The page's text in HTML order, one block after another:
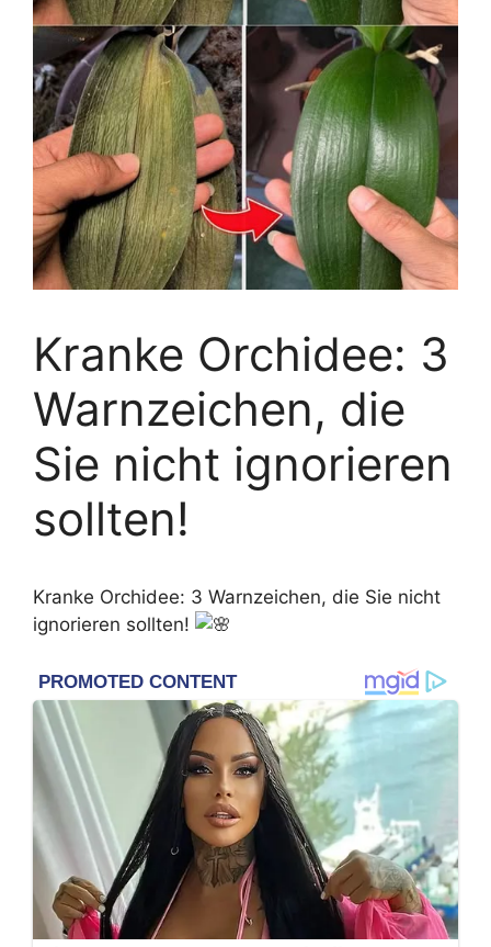
Kranke Orchidee: 3
Warnzeichen, die
Sie nicht ignorieren
sollten!
Kranke Orchidee: 3 Warnzeichen, die Sie nicht
ignorieren sollten!